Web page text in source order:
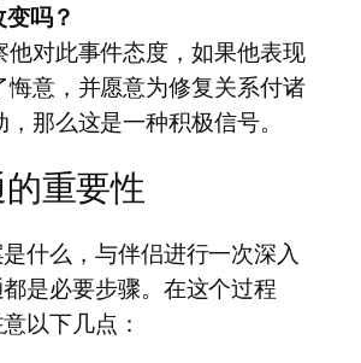
吗？
他对此事件态度，如果他表现
悔意，并愿意为修复关系付诸
，那么这是一种积极信号。
重要性
什么，与伴侣进行一次深入
是必要步骤。在这个过程
以下几点：